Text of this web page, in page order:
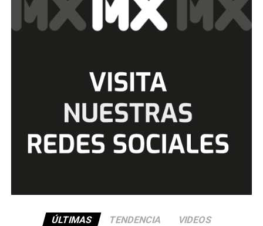
ÚLTIMAS TENDENCIA VIDEOS